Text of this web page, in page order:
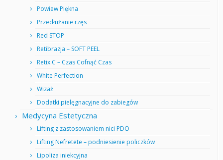
Powiew Piękna
Przedłużanie rzęs
Red STOP
Retibrazja – SOFT PEEL
Retix.C – Czas Cofnąć Czas
White Perfection
Wizaż
Dodatki pielęgnacyjne do zabiegów
Medycyna Estetyczna
Lifting z zastosowaniem nici PDO
Lifting Nefretete – podniesienie policzków
Lipoliza iniekcyjna